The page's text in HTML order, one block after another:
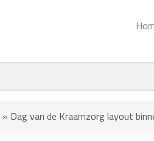
» Dag van de Kraamzorg layout